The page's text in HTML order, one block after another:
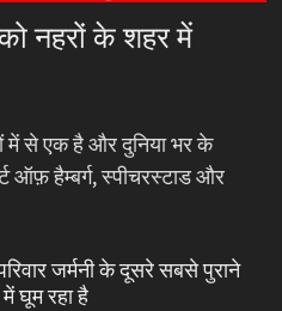
को नहरों के शहर में
में से एक है और दुनिया भर के
ऑफ़ हैम्बर्ग, स्पीचरस्टाड और
जर्मनी के दूसरे सबसे पुराने
घूम रहा है